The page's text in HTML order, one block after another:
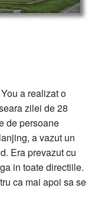
a realizat o
zilei de 28
de persoane
a vazut un
Era prevazut cu
in toate directiile.
ca mai apoi sa se